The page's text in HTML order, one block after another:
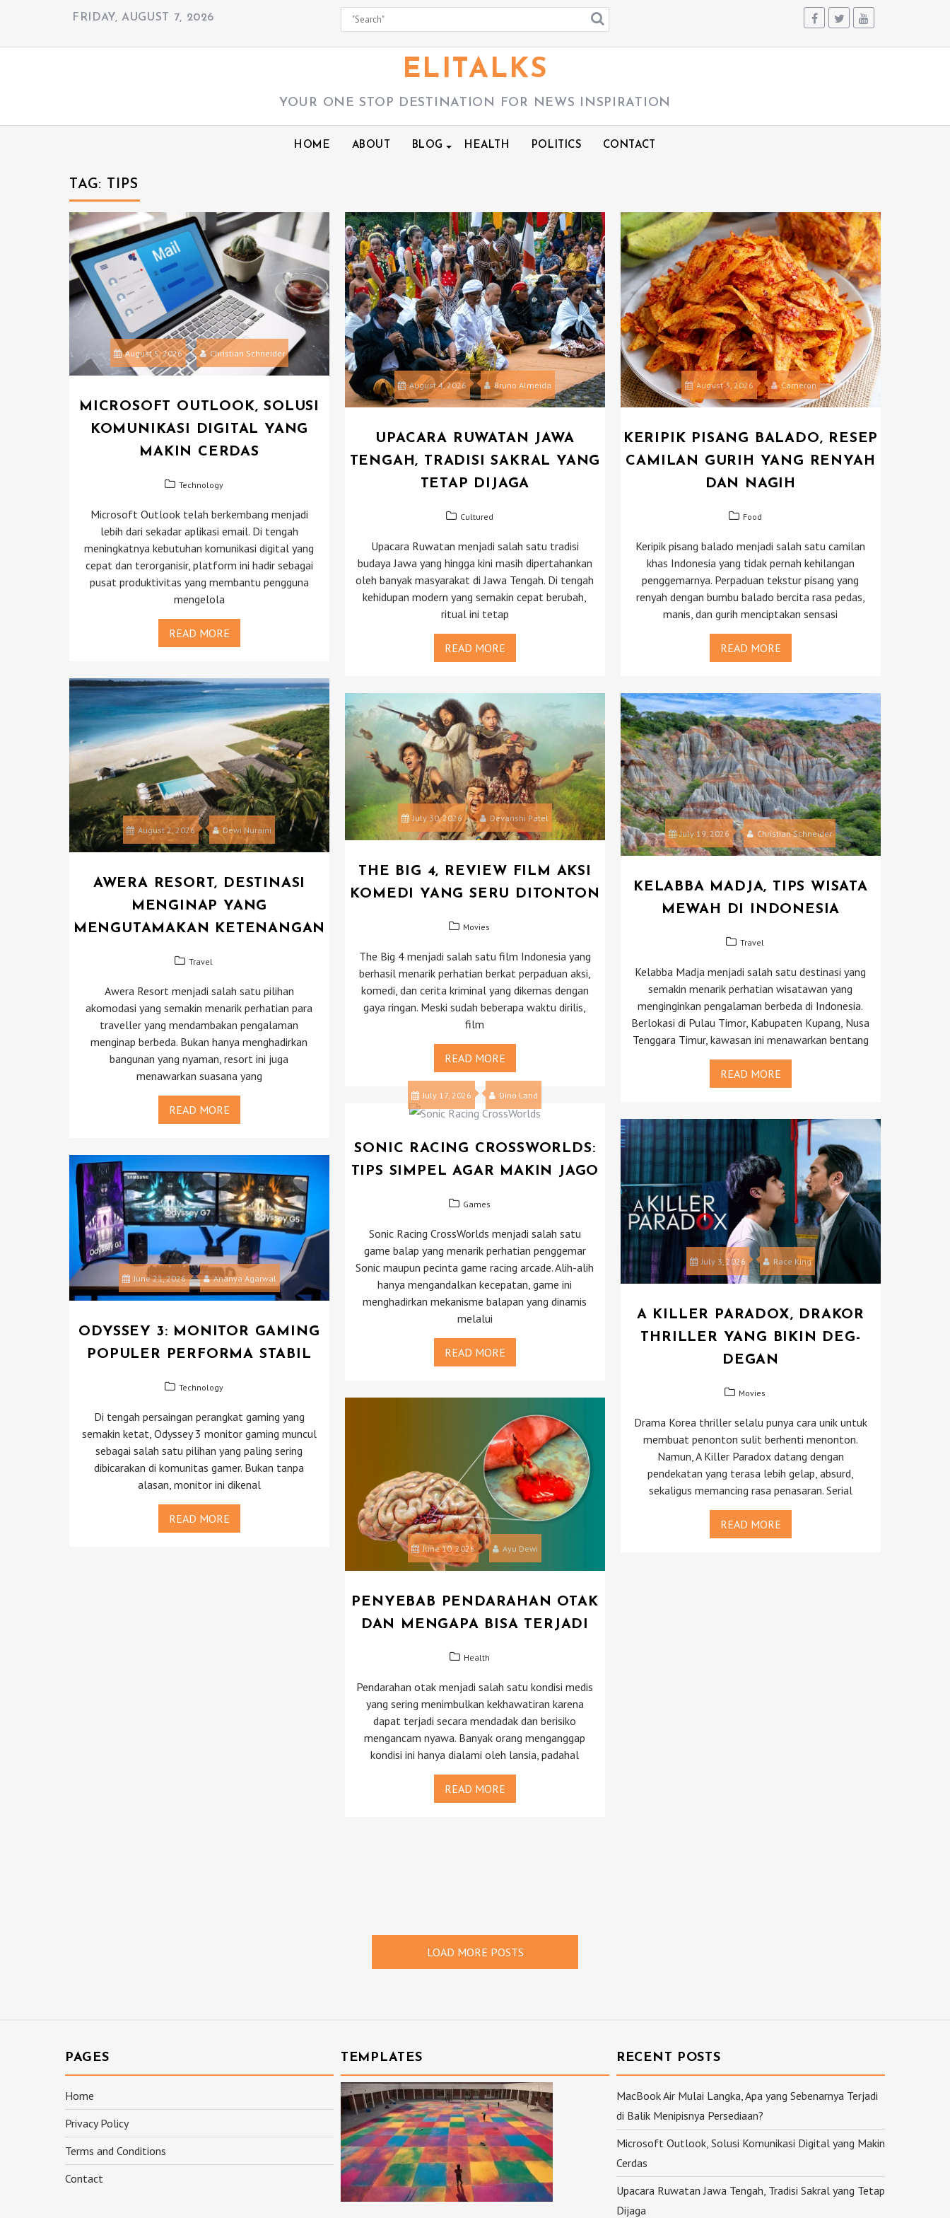
i
c
FRIDAY, AUGUST 7, 2026
ELITALKS
YOUR ONE STOP DESTINATION FOR NEWS INSPIRATION
HOME ABOUT BLOG HEALTH POLITICS CONTACT
TAG: TIPS
August 5, 2026 Christian Schneider
MICROSOFT OUTLOOK, SOLUSI
KOMUNIKASI DIGITAL YANG
MAKIN CERDAS
Technology
Microsoft Outlook telah berkembang menjadi
lebih dari sekadar aplikasi email. Di tengah
meningkatnya kebutuhan komunikasi digital yang
cepat dan terorganisir, platform ini hadir sebagai
pusat produktivitas yang membantu pengguna
mengelola
READ MORE
August 4, 2026 Bruno Almeida
UPACARA RUWATAN JAWA
TENGAH, TRADISI SAKRAL YANG
TETAP DIJAGA
Cultured
Upacara Ruwatan menjadi salah satu tradisi
budaya Jawa yang hingga kini masih dipertahankan
oleh banyak masyarakat di Jawa Tengah. Di tengah
kehidupan modern yang semakin cepat berubah,
ritual ini tetap
READ MORE
August 3, 2026 Cameron
KERIPIK PISANG BALADO, RESEP
CAMILAN GURIH YANG RENYAH
DAN NAGIH
Food
Keripik pisang balado menjadi salah satu camilan
khas Indonesia yang tidak pernah kehilangan
penggemarnya. Perpaduan tekstur pisang yang
renyah dengan bumbu balado bercita rasa pedas,
manis, dan gurih menciptakan sensasi
READ MORE
August 2, 2026 Dewi Nuraini
AWERA RESORT, DESTINASI
MENGINAP YANG
MENGUTAMAKAN KETENANGAN
Travel
Awera Resort menjadi salah satu pilihan
akomodasi yang semakin menarik perhatian para
traveller yang mendambakan pengalaman
menginap berbeda. Bukan hanya menghadirkan
bangunan yang nyaman, resort ini juga
menawarkan suasana yang
READ MORE
July 30, 2026 Devanshi Patel
THE BIG 4, REVIEW FILM AKSI
KOMEDI YANG SERU DITONTON
Movies
The Big 4 menjadi salah satu film Indonesia yang
berhasil menarik perhatian berkat perpaduan aksi,
komedi, dan cerita kriminal yang dikemas dengan
gaya ringan. Meski sudah beberapa waktu dirilis,
film
READ MORE
July 19, 2026 Christian Schneider
KELABBA MADJA, TIPS WISATA
MEWAH DI INDONESIA
Travel
Kelabba Madja menjadi salah satu destinasi yang
semakin menarik perhatian wisatawan yang
menginginkan pengalaman berbeda di Indonesia.
Berlokasi di Pulau Timor, Kabupaten Kupang, Nusa
Tenggara Timur, kawasan ini menawarkan bentang
READ MORE
July 17, 2026 Dino Land
SONIC RACING CROSSWORLDS:
TIPS SIMPEL AGAR MAKIN JAGO
Games
Sonic Racing CrossWorlds menjadi salah satu
game balap yang menarik perhatian penggemar
Sonic maupun pecinta game racing arcade. Alih-alih
hanya mengandalkan kecepatan, game ini
menghadirkan mekanisme balapan yang dinamis
melalui
READ MORE
July 3, 2026 Race King
A KILLER PARADOX, DRAKOR
THRILLER YANG BIKIN DEG-
DEGAN
Movies
Drama Korea thriller selalu punya cara unik untuk
membuat penonton sulit berhenti menonton.
Namun, A Killer Paradox datang dengan
pendekatan yang terasa lebih gelap, absurd,
sekaligus memancing rasa penasaran. Serial
READ MORE
June 21, 2026 Ananya Agarwal
ODYSSEY 3: MONITOR GAMING
POPULER PERFORMA STABIL
Technology
Di tengah persaingan perangkat gaming yang
semakin ketat, Odyssey 3 monitor gaming muncul
sebagai salah satu pilihan yang paling sering
dibicarakan di komunitas gamer. Bukan tanpa
alasan, monitor ini dikenal
READ MORE
June 10, 2026 Ayu Dewi
PENYEBAB PENDARAHAN OTAK
DAN MENGAPA BISA TERJADI
Health
Pendarahan otak menjadi salah satu kondisi medis
yang sering menimbulkan kekhawatiran karena
dapat terjadi secara mendadak dan berisiko
mengancam nyawa. Banyak orang menganggap
kondisi ini hanya dialami oleh lansia, padahal
READ MORE
LOAD MORE POSTS
PAGES
Home
Privacy Policy
Terms and Conditions
Contact
TEMPLATES RECENT POSTS
MacBook Air Mulai Langka, Apa yang Sebenarnya Terjadi
di Balik Menipisnya Persediaan?
Microsoft Outlook, Solusi Komunikasi Digital yang Makin
Cerdas
Upacara Ruwatan Jawa Tengah, Tradisi Sakral yang Tetap
Dijaga